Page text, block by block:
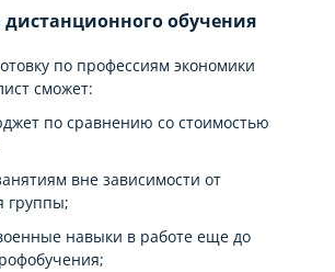
обучения
по профессиям экономики
сможет:
по сравнению со стоимостью
вне зависимости от
группы;
навыки в работе еще до